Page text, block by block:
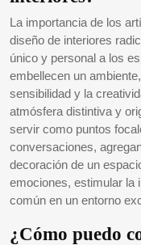
La importancia de los
diseño de interiores
único y personal a los
embellecen un
sensibilidad y la
atmósfera distintiva y
servir como puntos
conversaciones,
decoración de un
emociones, estimular la
común en un entorno
¿Cómo puedo